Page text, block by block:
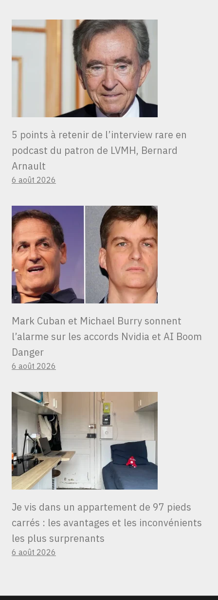
5 points à retenir de l’interview rare en
podcast du patron de LVMH, Bernard
Arnault
6 août 2026
Mark Cuban et Michael Burry sonnent
l’alarme sur les accords Nvidia et AI Boom
Danger
6 août 2026
Je vis dans un appartement de 97 pieds
carrés : les avantages et les inconvénients
les plus surprenants
6 août 2026